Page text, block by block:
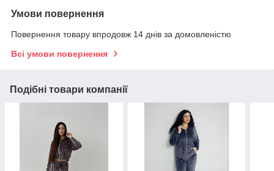
Умови повернення
Повернення товару впродовж 14 днів за домовленістю
Всі умови повернення
Подібні товари компанії